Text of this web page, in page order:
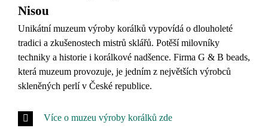
Nisou
Unikátní muzeum výroby korálků vypovídá o dlouholeté
tradici a zkušenostech mistrů sklářů. Potěší milovníky
techniky a historie i korálkové nadšence. Firma G & B beads,
která muzeum provozuje, je jedním z největších výrobců
skleněných perlí v České republice.
Více o muzeu výroby korálků zde